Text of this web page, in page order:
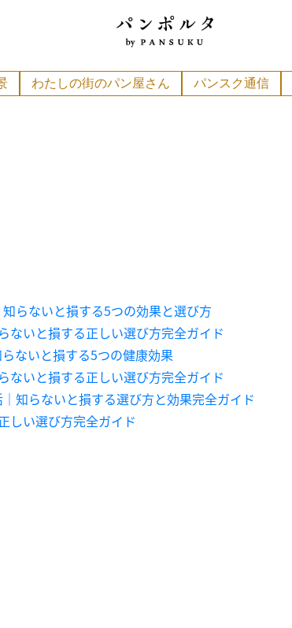
わたしの街のパン屋さん パンスク通信
らないと損する5つの効果と選び方
ないと損する正しい選び方完全ガイド
ないと損する5つの健康効果
ないと損する正しい選び方完全ガイド
知らないと損する選び方と効果完全ガイド
しい選び方完全ガイド